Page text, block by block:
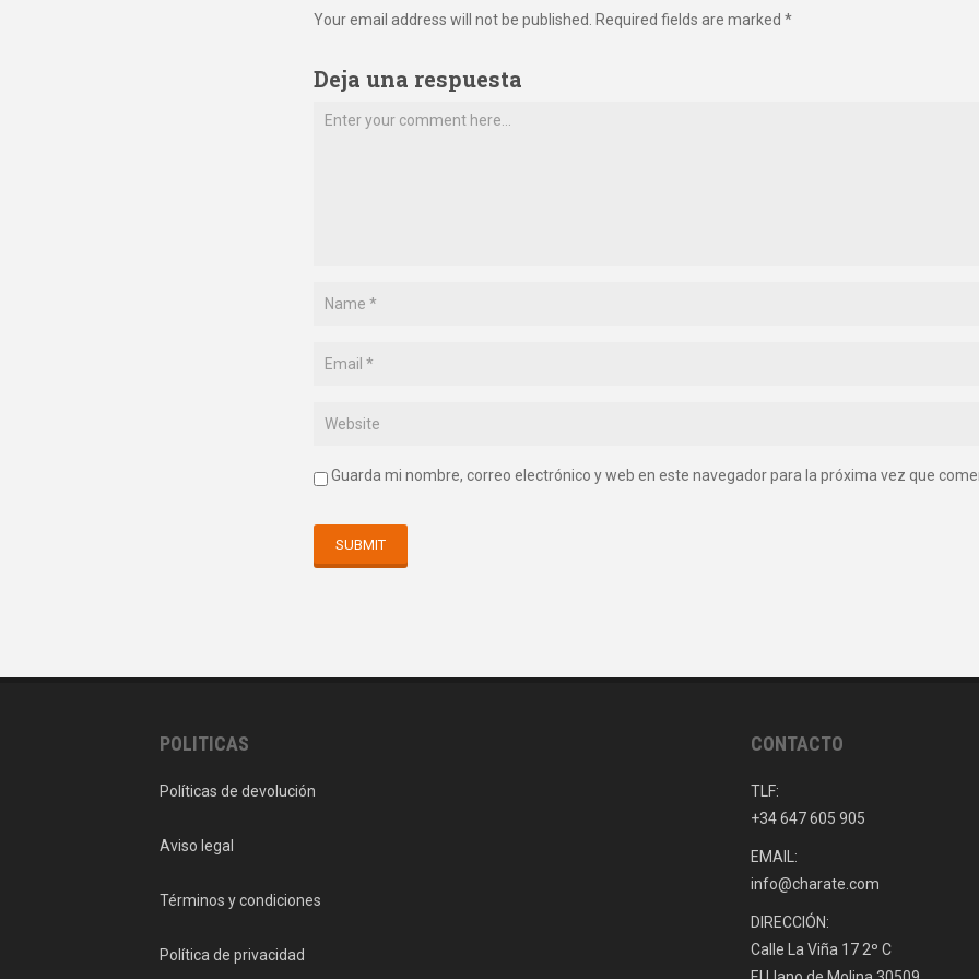
Your email address will not be published. Required fields are marked *
Deja una respuesta
Guarda mi nombre, correo electrónico y web en este navegador para la próxima vez que
POLITICAS
Políticas de devolución
Aviso legal
Términos y condiciones
Política de privacidad
CONTACTO
TLF:
+34 647 605 905
EMAIL:
info@charate.com
DIRECCIÓN:
Calle La Viña 17 2º C